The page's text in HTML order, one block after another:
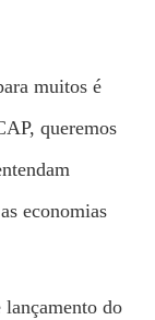
muitos é
queremos
economias
lançamento do